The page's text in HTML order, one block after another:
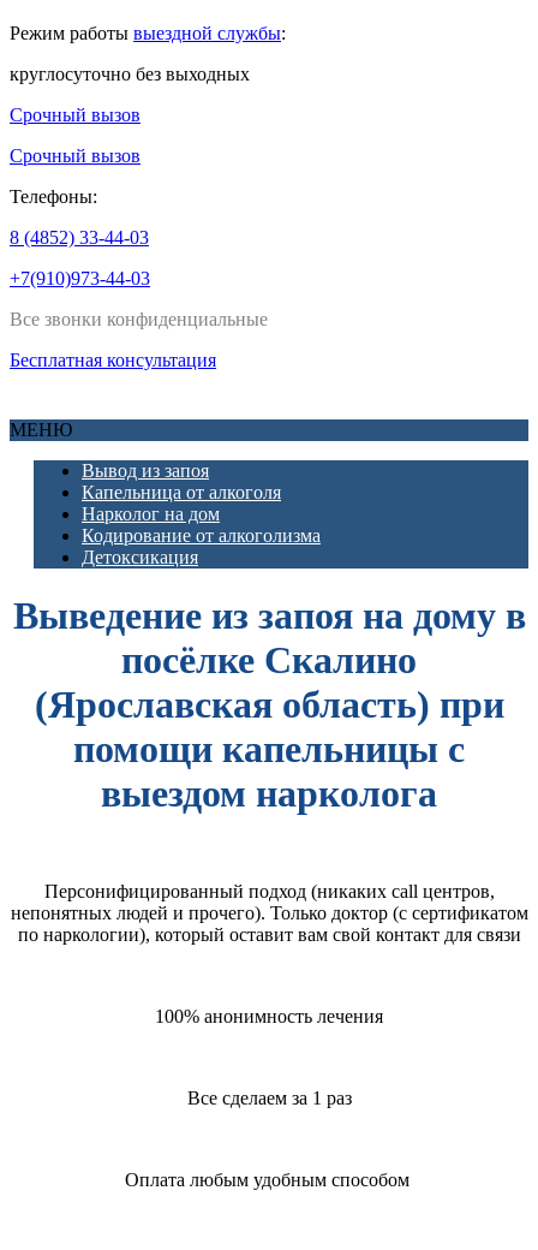
Режим работы выездной службы:
круглосуточно без выходных
Срочный вызов
Срочный вызов
Телефоны:
8 (4852) 33-44-03
+7(910)973-44-03
Все звонки конфиденциальные
Бесплатная консультация
МЕНЮ
Вывод из запоя
Капельница от алкоголя
Нарколог на дом
Кодирование от алкоголизма
Детоксикация
Выведение из запоя на дому в
посёлке Скалино
(Ярославская область) при
помощи капельницы с
выездом нарколога
Персонифицированный подход (никаких call центров,
непонятных людей и прочего). Только доктор (с сертификатом
по наркологии), который оставит вам свой контакт для связи
100% анонимность лечения
Все сделаем за 1 раз
Оплата любым удобным способом